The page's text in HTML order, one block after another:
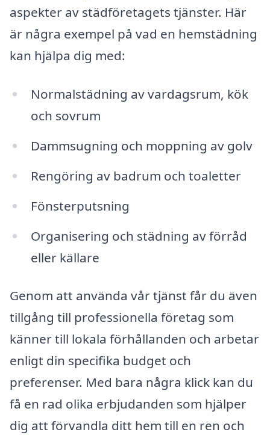
aspekter av städföretagets tjänster. Här
är några exempel på vad en hemstädning
kan hjälpa dig med:
Normalstädning av vardagsrum, kök
och sovrum
Dammsugning och moppning av golv
Rengöring av badrum och toaletter
Fönsterputsning
Organisering och städning av förråd
eller källare
Genom att använda vår tjänst får du även
tillgång till professionella företag som
känner till lokala förhållanden och arbetar
enligt din specifika budget och
preferenser. Med bara några klick kan du
få en rad olika erbjudanden som hjälper
dig att förvandla ditt hem till en ren och